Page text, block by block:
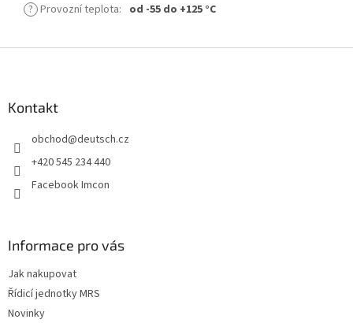
? Provozní teplota: od -55 do +125 °C
Kontakt
obchod@deutsch.cz
+420 545 234 440
Facebook Imcon
Informace pro vás
Jak nakupovat
Řídicí jednotky MRS
Novinky